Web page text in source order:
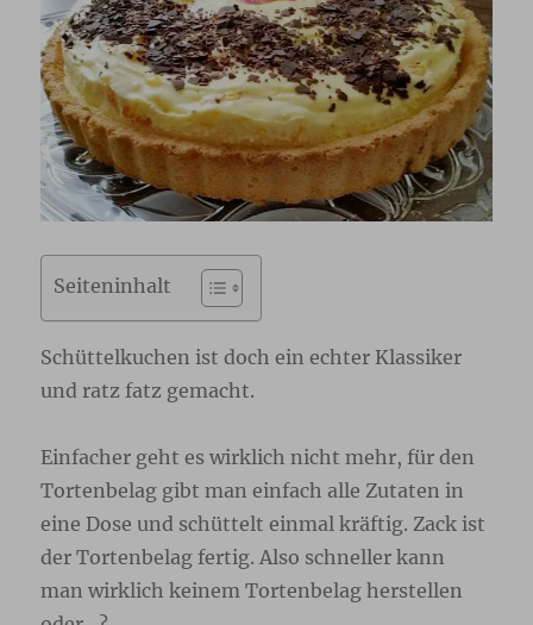
Seiteninhalt
Schüttelkuchen ist doch ein echter Klassiker
und ratz fatz gemacht.
Einfacher geht es wirklich nicht mehr, für den
Tortenbelag gibt man einfach alle Zutaten in
eine Dose und schüttelt einmal kräftig. Zack ist
der Tortenbelag fertig. Also schneller kann
man wirklich keinem Tortenbelag herstellen